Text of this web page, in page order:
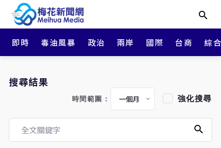
即時 毒油風暴 政治 兩岸 國際 台商 綜
搜尋結果
時間範圍： 強化搜尋